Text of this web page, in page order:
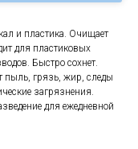
и пластика. Очищает
для пластиковых
Быстро сохнет.
пыль, грязь, жир, следы
загрязнения.
для ежедневной